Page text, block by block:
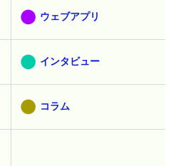
ウェブアプリ
インタビュー
コラム